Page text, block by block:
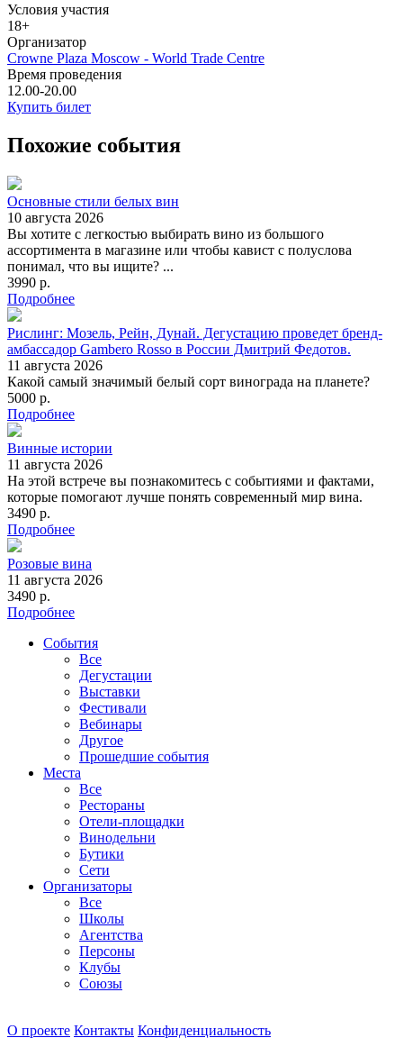
Условия участия
18+
Организатор
Crowne Plaza Moscow - World Trade Centre
Время проведения
12.00-20.00
Купить билет
Похожие события
Основные стили белых вин
10 августа 2026
Вы хотите с легкостью выбирать вино из большого
ассортимента в магазине или чтобы кавист с полуслова
понимал, что вы ищите? ...
3990 р.
Подробнее
Рислинг: Мозель, Рейн, Дунай. Дегустацию проведет бренд-
амбассадор Gambero Rosso в России Дмитрий Федотов.
11 августа 2026
Какой самый значимый белый сорт винограда на планете?
5000 р.
Подробнее
Винные истории
11 августа 2026
На этой встрече вы познакомитесь с событиями и фактами,
которые помогают лучше понять современный мир вина.
3490 р.
Подробнее
Розовые вина
11 августа 2026
3490 р.
Подробнее
События
Все
Дегустации
Выставки
Фестивали
Вебинары
Другое
Прошедшие события
Места
Все
Рестораны
Отели-площадки
Винодельни
Бутики
Сети
Организаторы
Все
Школы
Агентства
Персоны
Клубы
Союзы
О проекте Контакты Конфиденциальность